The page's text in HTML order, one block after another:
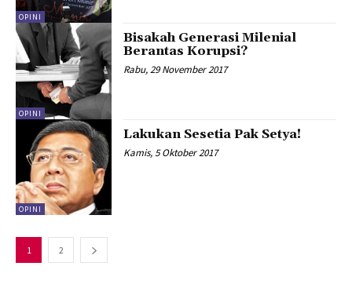
OPINI
OPINI
Bisakah Generasi Milenial
Berantas Korupsi?
Rabu, 29 November 2017
OPINI
Lakukan Sesetia Pak Setya!
Kamis, 5 Oktober 2017
1 2